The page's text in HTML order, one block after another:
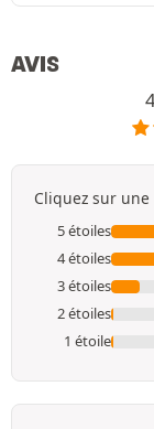
AVIS
Cliquez sur
5 étoiles
4 étoiles
3 étoiles
2 étoiles
1 étoile